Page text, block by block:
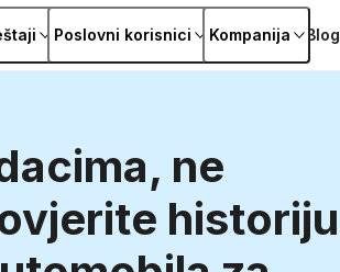
Poslovni korisnici Kompanija Blog
ne
historiju